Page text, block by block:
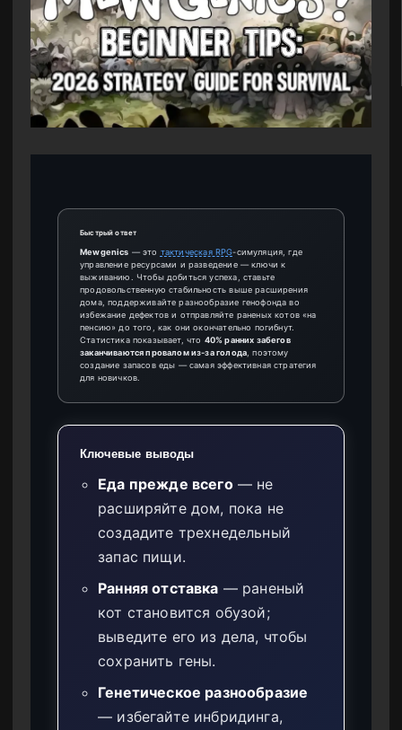
Быстрый ответ
Mewgenics — это тактическая RPG-симуляция, где
управление ресурсами и разведение — ключи к
выживанию. Чтобы добиться успеха, ставьте
продовольственную стабильность выше расширения
дома, поддерживайте разнообразие генофонда во
избежание дефектов и отправляйте раненых котов «на
пенсию» до того, как они окончательно погибнут.
Статистика показывает, что 40% ранних забегов
заканчиваются провалом из-за голода , поэтому
создание запасов еды — самая эффективная стратегия
для новичков.
Ключевые выводы
Еда прежде всего— не
расширяйте дом, пока не
создадите трехнедельный
запас пищи.
Ранняя отставка — раненый
кот становится обузой;
выведите его из дела, чтобы
сохранить гены.
Генетическое разнообразие
— избегайте инбридинга,